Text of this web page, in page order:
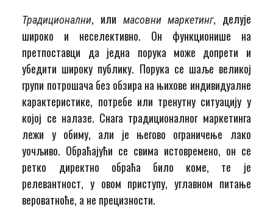
Традиционални, или масовни маркетинг, делује
широко и неселективно. Он функционише на
претпоставци да једна порука може допрети и
убедити широку публику. Порука се шаље великој
групи потрошача без обзира на њихове индивидуалне
карактеристике, потребе или тренутну ситуацију у
којој се налазе. Снага традиционалног маркетинга
лежи у обиму, али је његово ограничење лако
уочљиво. Обраћајући се свима истовремено, он се
ретко директно обраћа било коме, те је
релевантност, у овом приступу, углавном питање
вероватноће, а не прецизности.